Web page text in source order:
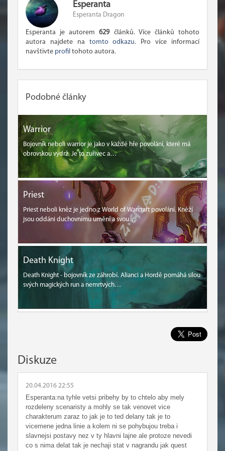
Esperanta
Esperanta Dragon
Esperanta je autorem629článků. Více článků tohoto
autora najdete na tomto odkazu. Pro více informací
navštivte profil tohoto autora.
Podobné články
Warrior
Bojovník neboli warrior je jako v každé hře povolání, které má
obrovskou výdrž. Je to zuřivec a…
Priest
Priest neboli kněz je jedno z World of Warcraft povolání. Kněží
jsou oddáni duchovnímu umění a svou…
Death Knight
Death Knight - bojovník ze záhrobí. Alianci a Hordě pomáhá silou
svých magických run a nemrtvých…
Diskuze
20.04.2016 22:55
Esperanta:na tyhle vetsi pribehy by to chtelo aby mely
rozdeleny scenaristy a mohly se tak venovet vice
charakterum zaraz to jak je to ted delany tak je to
vicemene jedna linie a kolem ni se pohybujou treba i
slavnejsi postavy nez v ty hlavni lajne ale protoze nevedi
co s nima delat tak je nechaji stat v nagrandu jak quest